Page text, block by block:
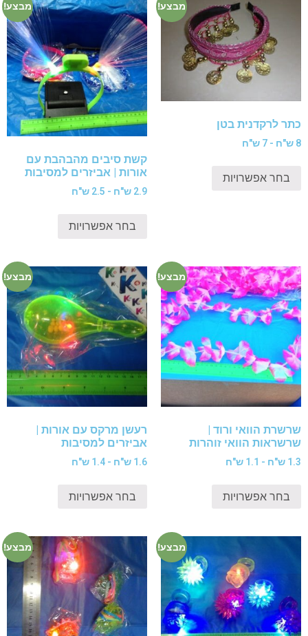
מבצע!
כתר לרקדנית בטן
8 ש"ח - 7 ש"ח
בחר אפשרויות
מבצע!
קשת סיבים מהבהבת עם
אורות | אביזרים למסיבות
2.9 ש"ח - 2.5 ש"ח
בחר אפשרויות
מבצע!
שרשרת הוואי ורוד |
שרשראות הוואי זוהרות
1.3 ש"ח - 1.1 ש"ח
בחר אפשרויות
מבצע!
רעשן מרקס עם אורות |
אביזרים למסיבות
1.6 ש"ח - 1.4 ש"ח
בחר אפשרויות
מבצע! מבצע!